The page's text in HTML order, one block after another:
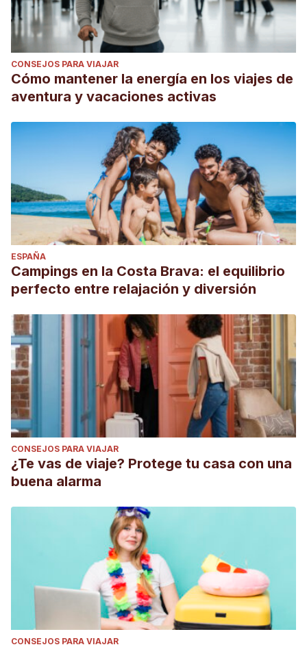
CONSEJOS PARA VIAJAR
Cómo mantener la energía en los viajes de
aventura y vacaciones activas
ESPAÑA
Campings en la Costa Brava: el equilibrio
perfecto entre relajación y diversión
CONSEJOS PARA VIAJAR
¿Te vas de viaje? Protege tu casa con una
buena alarma
CONSEJOS PARA VIAJAR